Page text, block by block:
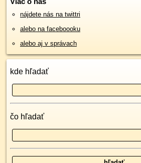
nájdete nás na twittri
alebo na faceboooku
alebo aj v správach
kde hľadať
čo hľadať